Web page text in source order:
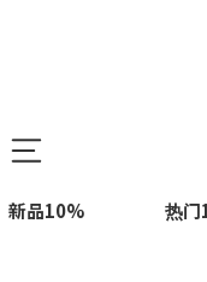
新品10% 热门